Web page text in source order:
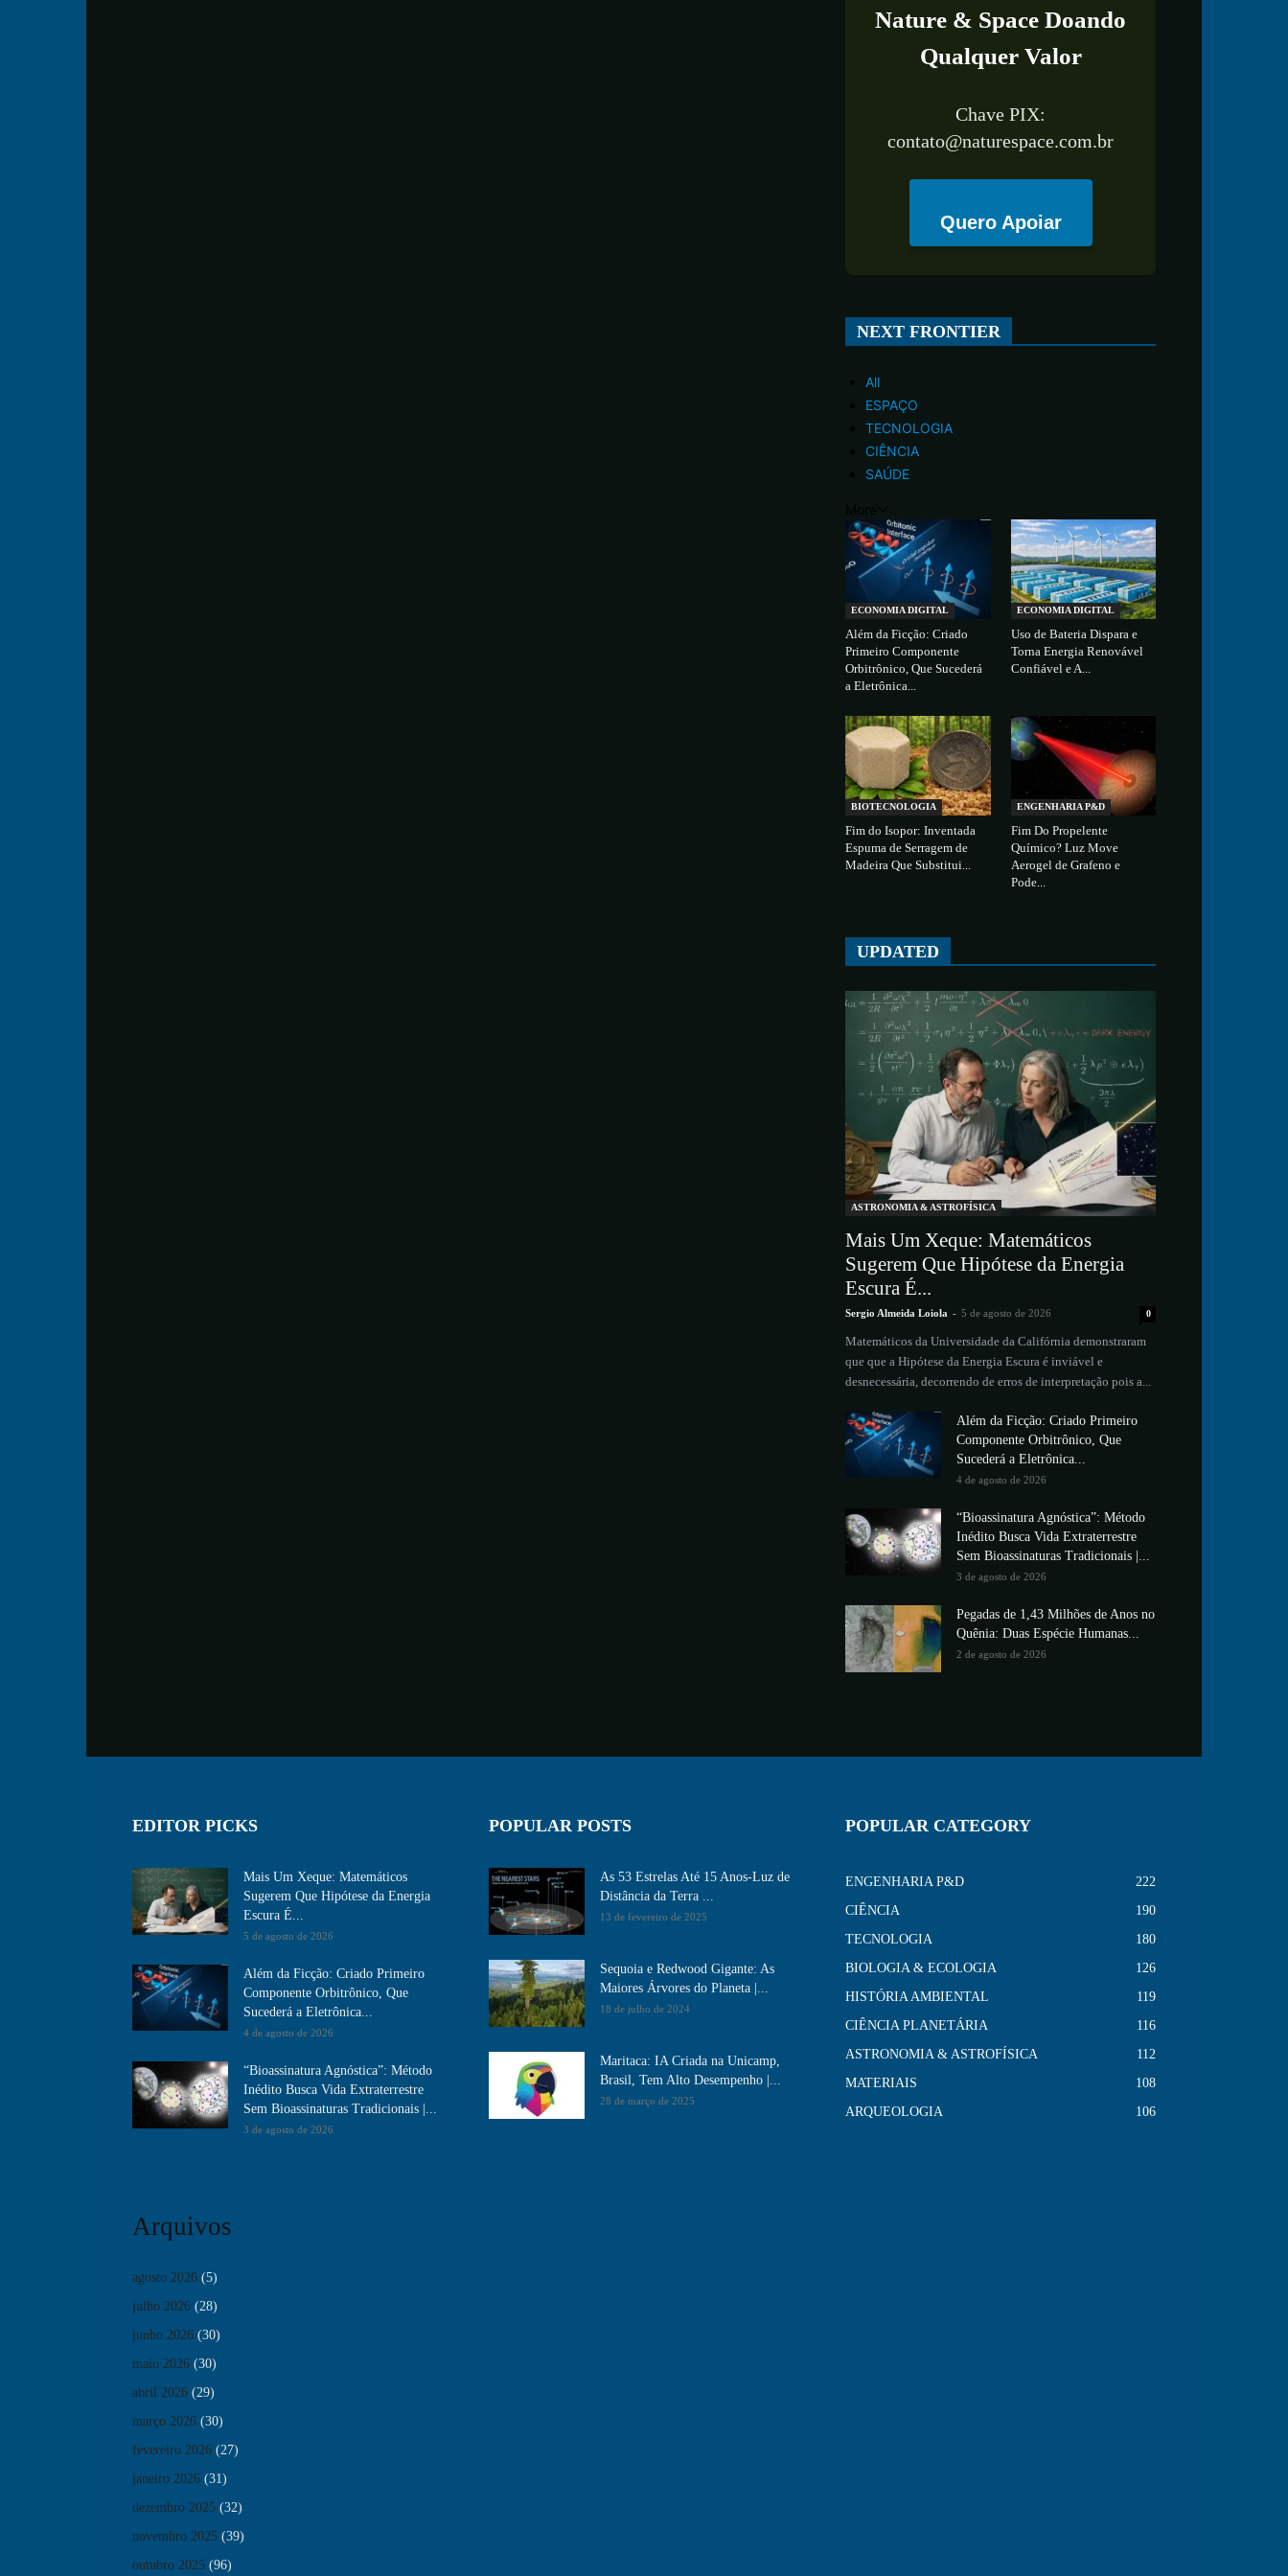
Nature & Space Doando
Qualquer Valor
Chave PIX:
contato@naturespace.com.br
Quero Apoiar
NEXT FRONTIER
All
ESPAÇO
TECNOLOGIA
CIÊNCIA
SAÚDE
ECONOMIA DIGITAL
Além da Ficção: Criado
Primeiro Componente
Orbitrônico, Que Sucederá
a Eletrônica...
ECONOMIA DIGITAL
Uso de Bateria Dispara e
Torna Energia Renovável
Confiável e A...
BIOTECNOLOGIA
Fim do Isopor: Inventada
Espuma de Serragem de
Madeira Que Substitui...
ENGENHARIA P&D
Fim Do Propelente
Químico? Luz Move
Aerogel de Grafeno e
Pode...
UPDATED
ASTRONOMIA & ASTROFÍSICA
Mais Um Xeque: Matemáticos
Sugerem Que Hipótese da Energia
Escura É...
Sergio Almeida Loiola - 5 de agosto de 2026 0
Matemáticos da Universidade da Califórnia demonstraram
que que a Hipótese da Energia Escura é inviável e
desnecessária, decorrendo de erros de interpretação pois a...
Além da Ficção: Criado Primeiro
Componente Orbitrônico, Que
Sucederá a Eletrônica...
4 de agosto de 2026
“Bioassinatura Agnóstica”: Método
Inédito Busca Vida Extraterrestre
Sem Bioassinaturas Tradicionais |...
3 de agosto de 2026
Pegadas de 1,43 Milhões de Anos no
Quênia: Duas Espécie Humanas...
2 de agosto de 2026
EDITOR PICKS
Mais Um Xeque: Matemáticos
Sugerem Que Hipótese da Energia
Escura É...
5 de agosto de 2026
Além da Ficção: Criado Primeiro
Componente Orbitrônico, Que
Sucederá a Eletrônica...
4 de agosto de 2026
“Bioassinatura Agnóstica”: Método
Inédito Busca Vida Extraterrestre
Sem Bioassinaturas Tradicionais |...
3 de agosto de 2026
Arquivos
agosto 2026 (5)
julho 2026 (28)
junho 2026 (30)
maio 2026 (30)
abril 2026 (29)
março 2026 (30)
fevereiro 2026 (27)
janeiro 2026 (31)
dezembro 2025 (32)
novembro 2025 (39)
outubro 2025 (96)
POPULAR POSTS
As 53 Estrelas Até 15 Anos-Luz de
Distância da Terra ...
13 de fevereiro de 2025
Sequoia e Redwood Gigante: As
Maiores Árvores do Planeta |...
18 de julho de 2024
Maritaca: IA Criada na Unicamp,
Brasil, Tem Alto Desempenho​ |...
28 de março de 2025
POPULAR CATEGORY
ENGENHARIA P&D
222
CIÊNCIA
190
TECNOLOGIA
180
BIOLOGIA & ECOLOGIA
126
HISTÓRIA AMBIENTAL
119
CIÊNCIA PLANETÁRIA
116
ASTRONOMIA & ASTROFÍSICA
112
MATERIAIS
108
ARQUEOLOGIA
106